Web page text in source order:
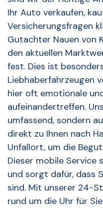
Ihr Auto verkaufen,
Versicherungsfragen
Gutachter Nauen von
den aktuellen
fest. Dies ist
Liebhaberfahrzeugen
hier oft emotionale
aufeinandertreffen.
umfassend, sondern
direkt zu Ihnen nach
Unfallort, um die
Dieser mobile Service
und sorgt dafür, dass
sind. Mit unserer 24-
rund um die Uhr für